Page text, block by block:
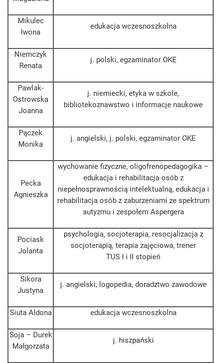
Mikulec
Iwona
edukacja wczesnoszkolna
Niemczyk
Renata
j. polski, egzaminator OKE
Pawlak-
Ostrowska
Joanna
j. niemiecki, etyka w szkole,
bibliotekoznawstwo i informacje naukowe
Pączek
Monika
j. angielski, j. polski, egzaminator OKE
Pecka
Agnieszka
wychowanie fizyczne, oligofrenopedagogika –
edukacja i rehabilitacja osób z
niepełnosprawnością intelektualną, edukacja i
rehabilitacja osób z zaburzeniami ze spektrum
autyzmu i zespołem Aspergera
Pociask
Jolanta
psychologia, socjoterapia, resocjalizacja z
socjoterapią, terapia zajęciowa, trener
TUS I i II stopień
Sikora
Justyna
j. angielski, logopedia, doradztwo zawodowe
Siuta Aldona edukacja wczesnoszkolna
Soja – Durek
Małgorzata
j. hiszpański